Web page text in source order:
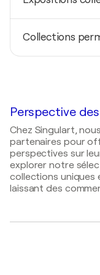
Talens
2020
Kerkje
Pays-Bas
Art Arnhem /
2019
Kunst in de Kas /
Mookerheide -
2017
Kunstschouw /
Bas
2015
Collections
Perspective
Chez Singulart,
partenaires pour
perspectives sur
explorer notre
collections uniques
laissant des